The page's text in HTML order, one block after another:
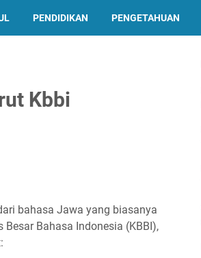
PENDIDIKAN PENGETAHUAN
Kbbi
bahasa Jawa yang biasanya
Bahasa Indonesia (KBBI),